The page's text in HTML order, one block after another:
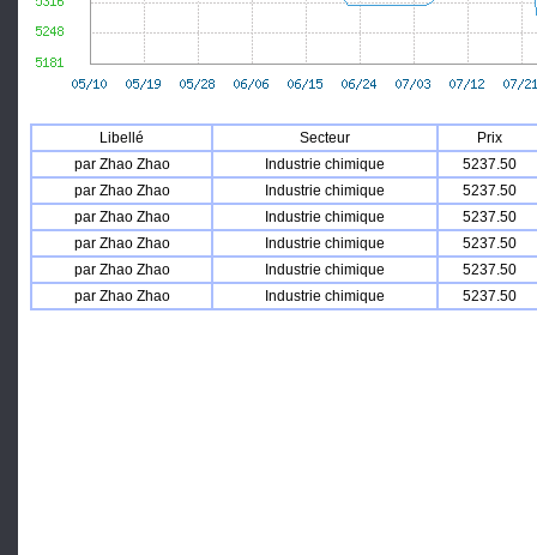
Libellé Secteur
Prix
par Zhao Zhao
Industrie chimique
5237.50
par Zhao Zhao
Industrie chimique
5237.50
par Zhao Zhao
Industrie chimique
5237.50
par Zhao Zhao
Industrie chimique
5237.50
par Zhao Zhao
Industrie chimique
5237.50
par Zhao Zhao
Industrie chimique 5237.50